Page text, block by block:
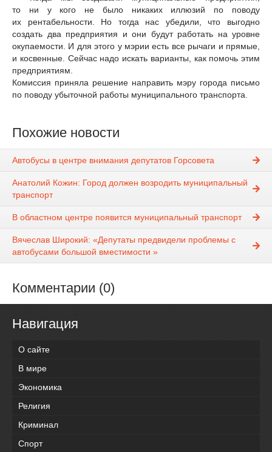
то ни у кого не было никаких иллюзий по поводу
их рентабельности. Но тогда нас убедили, что выгодно
создать два предприятия и они будут работать на уровне
окупаемости. И для этого у мэрии есть все рычаги и прямые,
и косвенные. Сейчас надо искать варианты, как помочь этим
предприятиям.
Комиссия приняла решение направить мэру города письмо
по поводу убыточной работы муниципального транспорта.
Похожие новости
Автобусы в центре внимания депутатов Горсовета
Анатолий Кожин: Город должен возродить муниципальный
транспорт
В областном центре появится муниципальный транспорт
Вячеслав Широкий: «Депутаты предвидели проблемы с
автобусами большой вместимости »
Комментарии (0)
Навигация
О сайте
В мире
Экономика
Религия
Криминал
Спорт